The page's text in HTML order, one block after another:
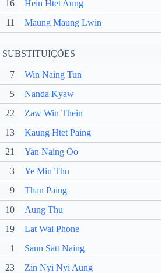
16 Hein Htet Aung
11 Maung Maung Lwin
SUBSTITUIÇÕES
7 Win Naing Tun
5 Nanda Kyaw
22 Zaw Win Thein
13 Kaung Htet Paing
21
Yan Naing Oo
3
Ye Min Thu
9
Than Paing
10
Aung Thu
19
Lat Wai Phone
1
Sann Satt Naing
23
Zin Nyi Nyi Aung